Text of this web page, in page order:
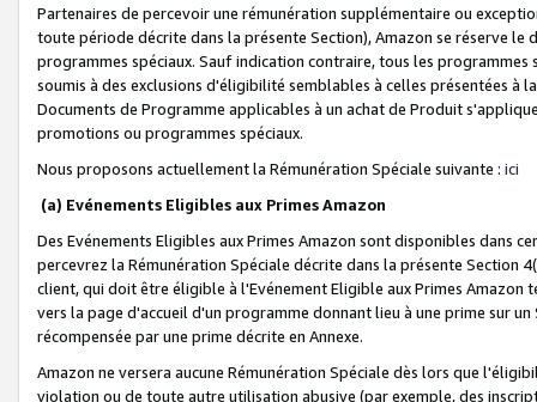
Partenaires de percevoir une rémunération supplémentaire ou
toute période décrite dans la présente Section), Amazon se réserve
programmes spéciaux. Sauf indication contraire, tous les
soumis à des exclusions d'éligibilité semblables à celles présentées à
Documents de Programme applicables à un achat de Produit
promotions ou programmes spéciaux.
Nous proposons actuellement la Rémunération Spéciale suivante : ici
(a) Evénements Eligibles aux Primes Amazon
Des Evénements Eligibles aux Primes Amazon sont disponibles dans
percevrez la Rémunération Spéciale décrite dans la présente Section
client, qui doit être éligible à l'Evénement Eligible aux Primes Amazon
vers la page d'accueil d'un programme donnant lieu à une prime sur
récompensée par une prime décrite en Annexe.
Amazon ne versera aucune Rémunération Spéciale dès lors que
violation ou de toute autre utilisation abusive (par exemple, des